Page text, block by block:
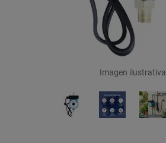
Imagen ilustrativa